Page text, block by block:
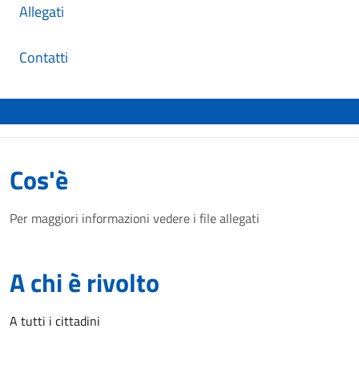
Allegati
Contatti
Cos'è
Per maggiori informazioni vedere i file allegati
A chi è rivolto
A tutti i cittadini